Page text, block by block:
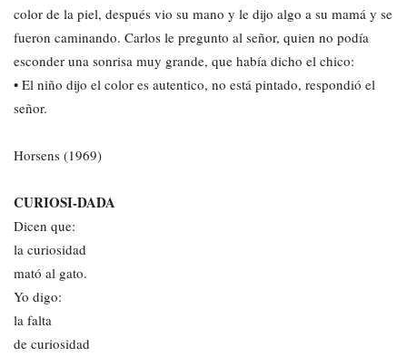
color de la piel, después vio su mano y le dijo algo a su mamá y se
fueron caminando. Carlos le pregunto al señor, quien no podía
esconder una sonrisa muy grande, que había dicho el chico:
• El niño dijo el color es autentico, no está pintado, respondió el
señor.
Horsens (1969)
CURIOSI-DADA
Dicen que:
la curiosidad
mató al gato.
Yo digo:
la falta
de curiosidad